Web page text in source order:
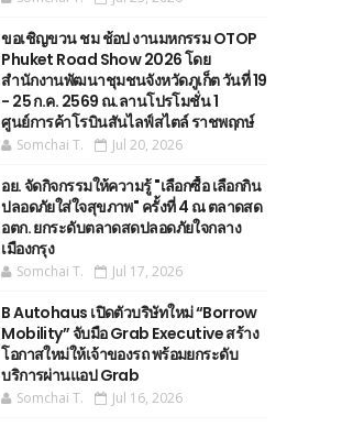
ขอเชิญขวน ชม ช้อป งานมหกรรม OTOP
Phuket Road Show 2026 โดย
สำนักงานพัฒนาชุมชนจังหวัดภูเก็ต วันที่ 19
- 25 ก.ค. 2569 ณ.ลานโปรโมชั่น 1
ศูนย์การค้าโรบินสันไลฟ์สไตล์ ราชพฤกษ์
Somchai T. Jul 20, 2026
อย. จัดกิจกรรมให้ความรู้ "เลือกซื้อ เลือกกิน
ปลอดภัยใส่ใจสุขภาพ" ครั้งที่ 4 ณ ตลาดสด
อตก. ยกระดับตลาดสดปลอดภัยใจกลาง
เมืองกรุง
Somchai T. Jul 17, 2026
B Autohaus เปิดตัวบริษัทใหม่ “Borrow
Mobility” จับมือ Grab Executive สร้าง
โอกาสใหม่ให้เจ้าของรถ พร้อมยกระดับ
บริการผ่านแอป Grab
Somchai T. Jul 16, 2026